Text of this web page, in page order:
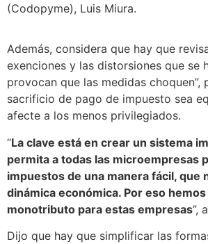
(Codopyme), Luis Miura.
Además, considera que hay que
exenciones y las distorsiones que se
provocan que las medidas choquen”,
sacrificio de pago de impuesto sea
afecte a los menos privilegiados.
“La clave está en crear un sistema
permita a todas las microempresas
impuestos de una manera fácil, que
dinámica económica. Por eso
monotributo para estas empresas”,
Dijo que hay que simplificar las